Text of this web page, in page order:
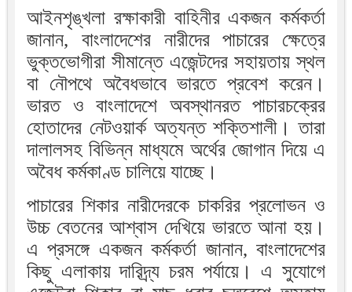
আইনশৃঙ্খলা রক্ষাকারী বাহিনীর একজন কর্মকর্তা
জানান, বাংলাদেশের নারীদের পাচারের ক্ষেত্রে
ভুক্তভোগীরা সীমান্তে এজেন্টদের সহায়তায় স্থল
বা নৌপথে অবৈধভাবে ভারতে প্রবেশ করেন।
ভারত ও বাংলাদেশে অবস্থানরত পাচারচক্রের
হোতাদের নেটওয়ার্ক অত্যন্ত শক্তিশালী। তারা
দালালসহ বিভিন্ন মাধ্যমে অর্থের জোগান দিয়ে এ
অবৈধ কর্মকাণ্ড চালিয়ে যাচ্ছে।
পাচারের শিকার নারীদেরকে চাকরির প্রলোভন ও
উচ্চ বেতনের আশ্বাস দেখিয়ে ভারতে আনা হয়।
এ প্রসঙ্গে একজন কর্মকর্তা জানান, বাংলাদেশের
কিছু এলাকায় দারিদ্র্য চরম পর্যায়ে। এ সুযোগে